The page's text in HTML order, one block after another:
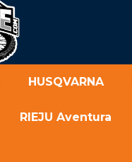
HUSQVARNA
RIEJU Aventura